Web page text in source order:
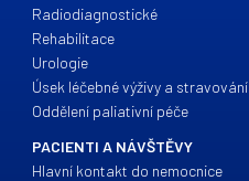
Radiodiagnostické
Rehabilitace
Urologie
Úsek léčebné výživy a stravování
Oddělení paliativní péče
PACIENTI A NÁVŠTĚVY
Hlavní kontakt do nemocnice